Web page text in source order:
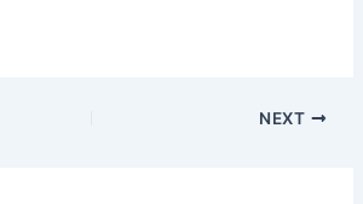
NEXT